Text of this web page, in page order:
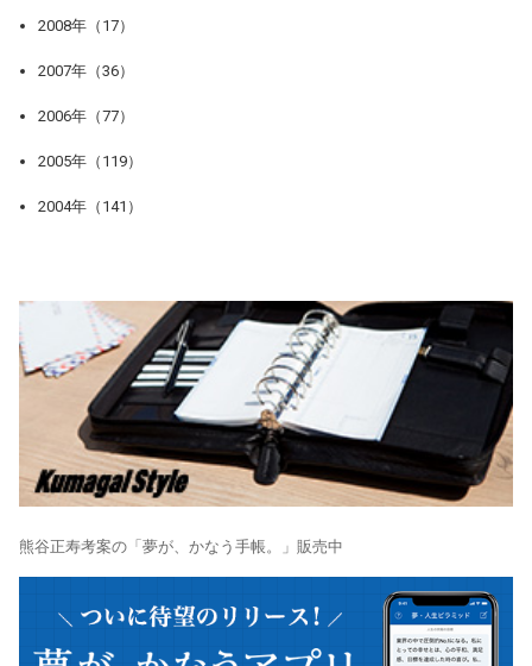
2008年（17）
2007年（36）
2006年（77）
2005年（119）
2004年（141）
熊谷正寿考案の「夢が、かなう手帳。」販売中